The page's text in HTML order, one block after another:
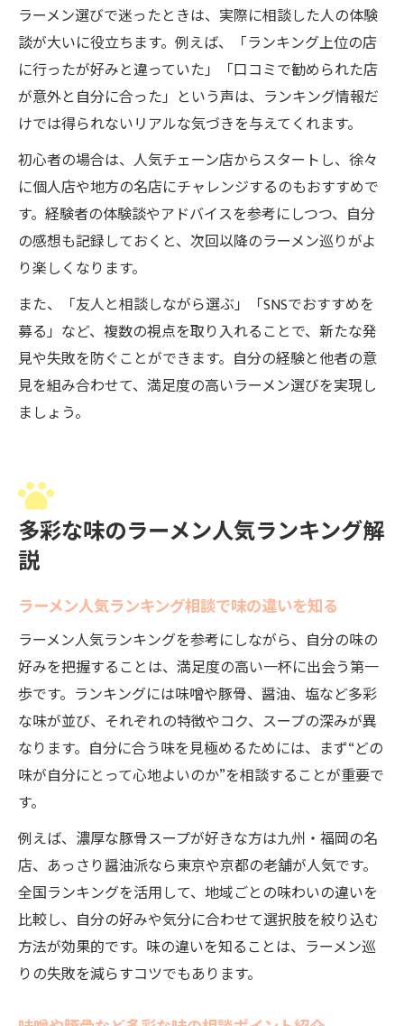
ラーメン選びで迷ったときは、実際に相談した人の体験
談が大いに役立ちます。例えば、「ランキング上位の店
に行ったが好みと違っていた」「口コミで勧められた店
が意外と自分に合った」という声は、ランキング情報だ
けでは得られないリアルな気づきを与えてくれます。
初心者の場合は、人気チェーン店からスタートし、徐々
に個人店や地方の名店にチャレンジするのもおすすめで
す。経験者の体験談やアドバイスを参考にしつつ、自分
の感想も記録しておくと、次回以降のラーメン巡りがよ
り楽しくなります。
また、「友人と相談しながら選ぶ」「SNSでおすすめを
募る」など、複数の視点を取り入れることで、新たな発
見や失敗を防ぐことができます。自分の経験と他者の意
見を組み合わせて、満足度の高いラーメン選びを実現し
ましょう。
多彩な味のラーメン人気ランキング解
説
ラーメン人気ランキング相談で味の違いを知る
ラーメン人気ランキングを参考にしながら、自分の味の
好みを把握することは、満足度の高い一杯に出会う第一
歩です。ランキングには味噌や豚骨、醤油、塩など多彩
な味が並び、それぞれの特徴やコク、スープの深みが異
なります。自分に合う味を見極めるためには、まず“どの
味が自分にとって心地よいのか”を相談することが重要で
す。
例えば、濃厚な豚骨スープが好きな方は九州・福岡の名
店、あっさり醤油派なら東京や京都の老舗が人気です。
全国ランキングを活用して、地域ごとの味わいの違いを
比較し、自分の好みや気分に合わせて選択肢を絞り込む
方法が効果的です。味の違いを知ることは、ラーメン巡
りの失敗を減らすコツでもあります。